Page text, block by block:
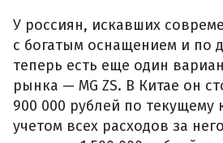
У россиян, искавших
с богатым оснащением и по
теперь есть еще один
рынка — MG ZS. В Китае он
900 000 рублей по текущему
учетом всех расходов за